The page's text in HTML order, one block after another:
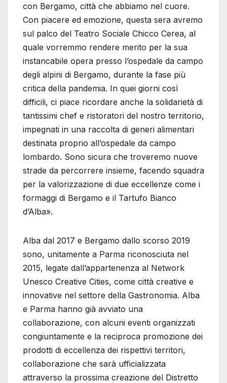
con Bergamo, città che abbiamo nel cuore.
Con piacere ed emozione, questa sera avremo
sul palco del Teatro Sociale Chicco Cerea, al
quale vorremmo rendere merito per la sua
instancabile opera presso l’ospedale da campo
degli alpini di Bergamo, durante la fase più
critica della pandemia. In quei giorni così
difficili, ci piace ricordare anche la solidarietà di
tantissimi chef e ristoratori del nostro territorio,
impegnati in una raccolta di generi alimentari
destinata proprio all’ospedale da campo
lombardo. Sono sicura che troveremo nuove
strade da percorrere insieme, facendo squadra
per la valorizzazione di due eccellenze come i
formaggi di Bergamo e il Tartufo Bianco
d’Alba».
Alba dal 2017 e Bergamo dallo scorso 2019
sono, unitamente a Parma riconosciuta nel
2015, legate dall’appartenenza al Network
Unesco Creative Cities, come città creative e
innovative nel settore della Gastronomia. Alba
e Parma hanno già avviato una
collaborazione, con alcuni eventi organizzati
congiuntamente e la reciproca promozione dei
prodotti di eccellenza dei rispettivi territori,
collaborazione che sarà ufficializzata
attraverso la prossima creazione del Distretto